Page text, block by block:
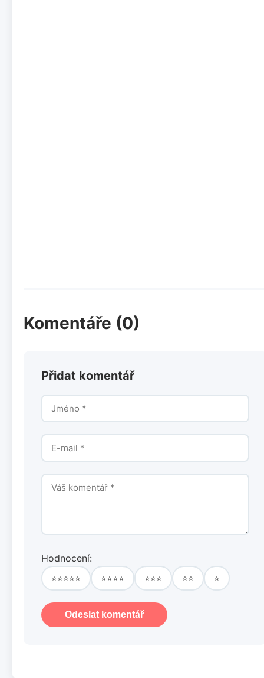
Komentáře (0)
Přidat komentář
Hodnocení:
⭐⭐⭐⭐⭐ ⭐⭐⭐⭐ ⭐⭐⭐ ⭐⭐ ⭐
Odeslat komentář